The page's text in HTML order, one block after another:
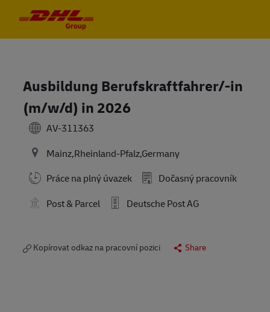
Ausbildung Berufskraftfahrer/-in
(m/w/d) in 2026
AV-311363
Mainz,Rheinland-Pfalz,Germany
Práce na plný úvazek
Dočasný pracovník
Post & Parcel
Deutsche Post AG
Kopírovat odkaz na pracovní pozici Share